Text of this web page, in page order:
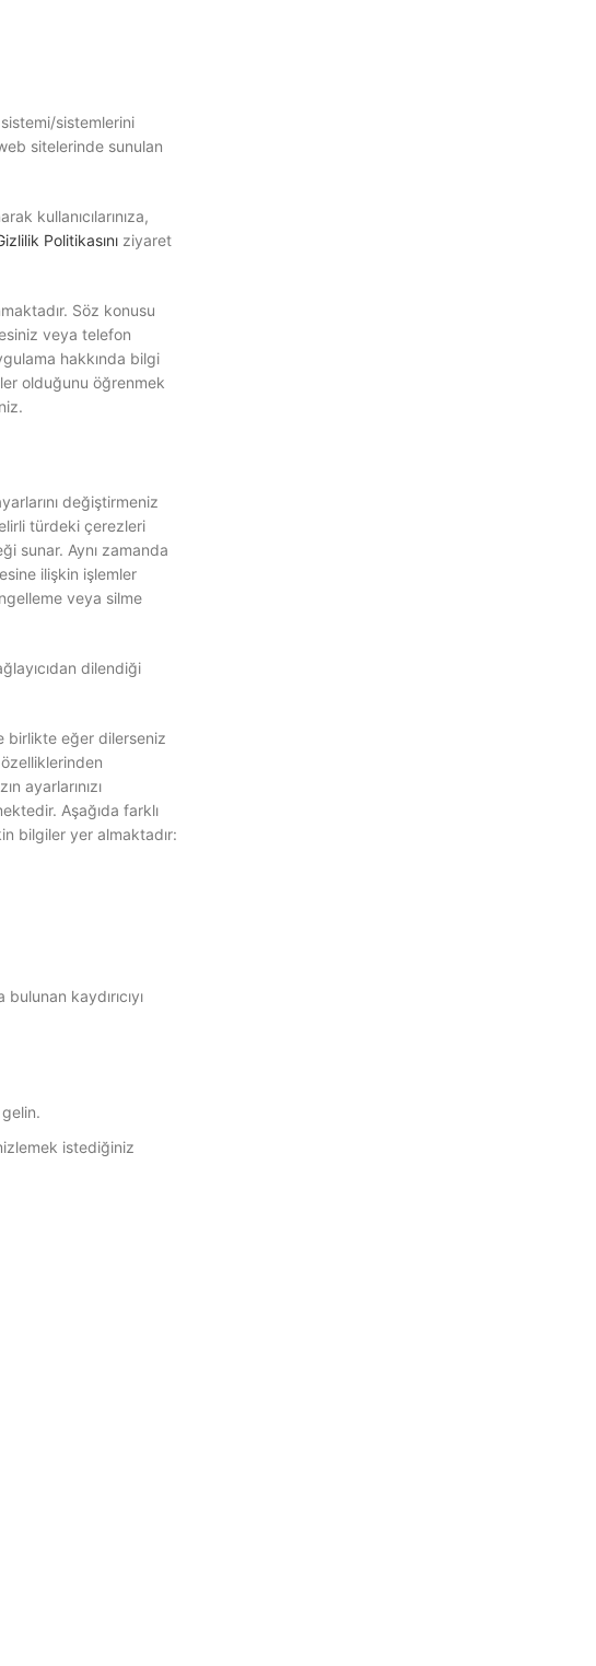
sistemlerini
sitelerinde sunulan
kullanıcılarınıza,
Politikasını ziyaret
Söz konusu
veya telefon
hakkında bilgi
olduğunu öğrenmek
değiştirmeniz
türdeki çerezleri
sunar. Aynı zamanda
ilişkin işlemler
veya silme
dilendiği
birlikte eğer dilerseniz
ayarlarınızı
Aşağıda farklı
bilgiler yer almaktadır:
kaydırıcıyı
istediğiniz